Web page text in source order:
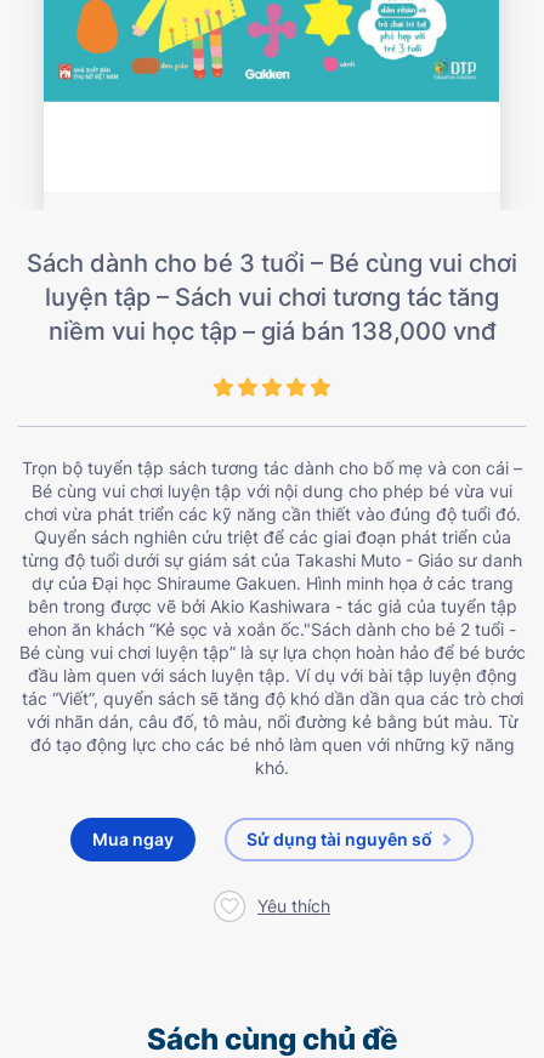
Sách dành cho bé 3 tuổi – Bé cùng vui chơi
luyện tập – Sách vui chơi tương tác tăng
niềm vui học tập – giá bán 138,000 vnđ
Trọn bộ tuyển tập sách tương tác dành cho bố mẹ và con cái –
Bé cùng vui chơi luyện tập với nội dung cho phép bé vừa vui
chơi vừa phát triển các kỹ năng cần thiết vào đúng độ tuổi đó.
Quyển sách nghiên cứu triệt để các giai đoạn phát triển của
từng độ tuổi dưới sự giám sát của Takashi Muto - Giáo sư danh
dự của Đại học Shiraume Gakuen. Hình minh họa ở các trang
bên trong được vẽ bởi Akio Kashiwara - tác giả của tuyển tập
ehon ăn khách “Kẻ sọc và xoắn ốc."Sách dành cho bé 2 tuổi -
Bé cùng vui chơi luyện tập” là sự lựa chọn hoàn hảo để bé bước
đầu làm quen với sách luyện tập. Ví dụ với bài tập luyện động
tác “Viết”, quyển sách sẽ tăng độ khó dần dần qua các trò chơi
với nhãn dán, câu đố, tô màu, nối đường kẻ bằng bút màu. Từ
đó tạo động lực cho các bé nhỏ làm quen với những kỹ năng
khó.
Mua ngay Sử dụng tài nguyên số
Yêu thích
Sách cùng chủ đề